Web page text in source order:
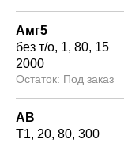
Амг5
без т/о 1 80 15
2000
Под заказ
АВ
Т1 20 80 300